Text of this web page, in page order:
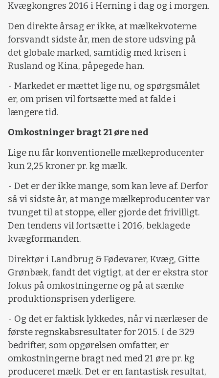
Kvægkongres 2016 i Herning i dag og i morgen.
Den direkte årsag er ikke, at mælkekvoterne
forsvandt sidste år, men de store udsving på
det globale marked, samtidig med krisen i
Rusland og Kina, påpegede han.
- Markedet er mættet lige nu, og spørgsmålet
er, om prisen vil fortsætte med at falde i
længere tid.
Omkostninger bragt 21 øre ned
Lige nu får konventionelle mælkeproducenter
kun 2,25 kroner pr. kg mælk.
- Det er der ikke mange, som kan leve af. Derfor
så vi sidste år, at mange mælkeproducenter var
tvunget til at stoppe, eller gjorde det frivilligt.
Den tendens vil fortsætte i 2016, beklagede
kvægformanden.
Direktør i Landbrug & Fødevarer, Kvæg, Gitte
Grønbæk, fandt det vigtigt, at der er ekstra stor
fokus på omkostningerne og på at sænke
produktionsprisen yderligere.
- Og det er faktisk lykkedes, når vi nærlæser de
første regnskabsresultater for 2015. I de 329
bedrifter, som opgørelsen omfatter, er
omkostningerne bragt ned med 21 øre pr. kg
produceret mælk. Det er en fantastisk resultat,